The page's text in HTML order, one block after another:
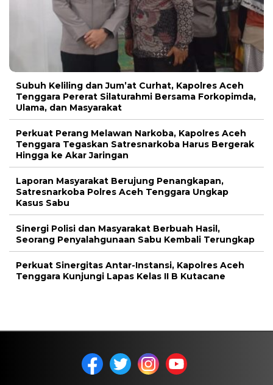
Subuh Keliling dan Jum’at Curhat, Kapolres Aceh
Tenggara Pererat Silaturahmi Bersama Forkopimda,
Ulama, dan Masyarakat
Perkuat Perang Melawan Narkoba, Kapolres Aceh
Tenggara Tegaskan Satresnarkoba Harus Bergerak
Hingga ke Akar Jaringan
Laporan Masyarakat Berujung Penangkapan,
Satresnarkoba Polres Aceh Tenggara Ungkap
Kasus Sabu
Sinergi Polisi dan Masyarakat Berbuah Hasil,
Seorang Penyalahgunaan Sabu Kembali Terungkap
Perkuat Sinergitas Antar-Instansi, Kapolres Aceh
Tenggara Kunjungi Lapas Kelas II B Kutacane